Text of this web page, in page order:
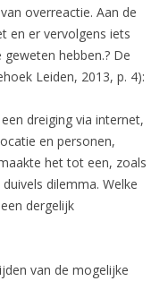
overreactie. Aan de
en er vervolgens iets
hebben.? De
Leiden, 2013, p. 4):
dreiging via internet,
en personen,
het tot een, zoals
dilemma. Welke
dergelijk
van de mogelijke